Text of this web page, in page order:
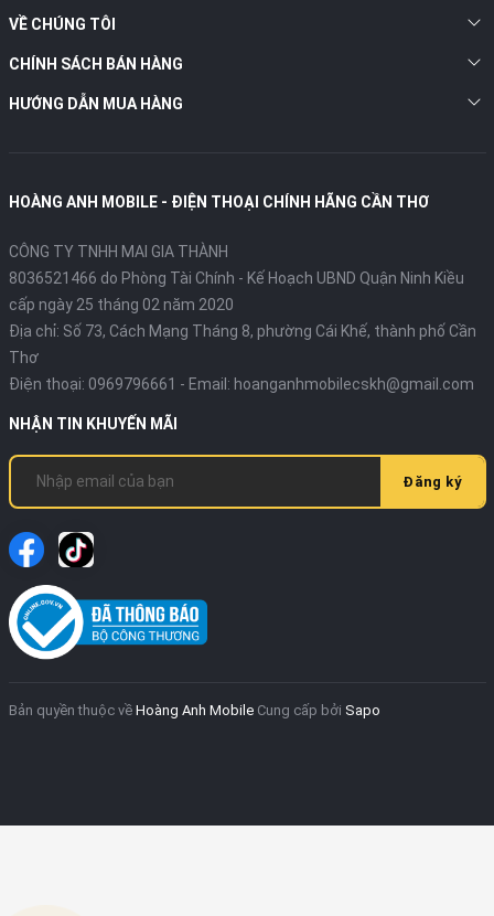
VỀ CHÚNG TÔI
CHÍNH SÁCH BÁN HÀNG
HƯỚNG DẪN MUA HÀNG
HOÀNG ANH MOBILE - ĐIỆN THOẠI CHÍNH HÃNG CẦN THƠ
CÔNG TY TNHH MAI GIA THÀNH
8036521466 do Phòng Tài Chính - Kế Hoạch UBND Quận Ninh Kiều
cấp ngày 25 tháng 02 năm 2020
Địa chỉ: Số 73, Cách Mạng Tháng 8, phường Cái Khế, thành phố Cần
Thơ
Điện thoại: 0969796661 - Email: hoanganhmobilecskh@gmail.com
NHẬN TIN KHUYẾN MÃI
Đăng ký
Bản quyền thuộc về Hoàng Anh Mobile Cung cấp bởi Sapo